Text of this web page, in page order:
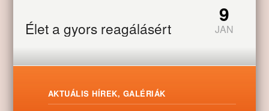
Nyitólap Hírek, aktualitások Élet a gyors reagálásért
Élet a gyors reagálásért
9
JAN
AKTUÁLIS HÍREK, GALÉRIÁK